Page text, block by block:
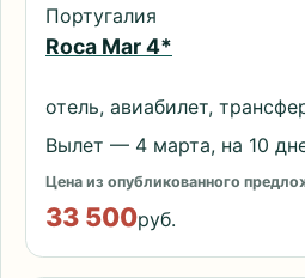
Португалия
Roca Mar 4*
отель, авиабилет,
Вылет — 4 марта, на 10
Цена из опубликованного
33 500руб.